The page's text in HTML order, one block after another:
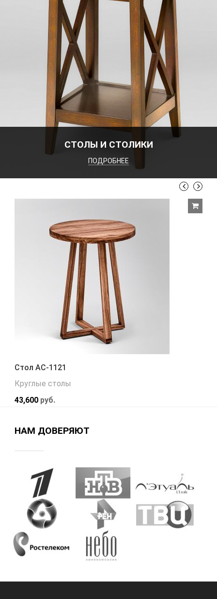
СТОЛЫ И СТОЛИКИ
ПОДРОБНЕЕ
Стол АС-1121
Круглые столы
43,600 руб.
НАМ ДОВЕРЯЮТ